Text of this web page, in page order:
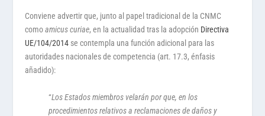
Conviene advertir que, junto al papel tradicional de la CNMC
comoamicus curiae, en la actualidad tras la adopción Directiva
UE/104/2014 se contempla una función adicional para las
autoridades nacionales de competencia (art. 17.3, énfasis
añadido):
“Los Estados miembros velarán por que, en los
procedimientos relativos a reclamaciones de daños y